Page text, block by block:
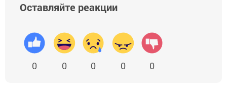
Оставляйте реакции
0 0 0 0 0